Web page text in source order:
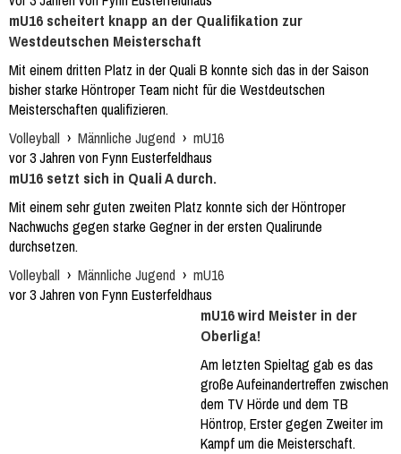
mU16 scheitert knapp an der Qualifikation zur
Westdeutschen Meisterschaft
Mit einem dritten Platz in der Quali B konnte sich das in der Saison
bisher starke Höntroper Team nicht für die Westdeutschen
Meisterschaften qualifizieren.
Volleyball › Männliche Jugend › mU16
vor 3 Jahren von Fynn Eusterfeldhaus
mU16 setzt sich in Quali A durch.
Mit einem sehr guten zweiten Platz konnte sich der Höntroper
Nachwuchs gegen starke Gegner in der ersten Qualirunde
durchsetzen.
Volleyball › Männliche Jugend › mU16
vor 3 Jahren von Fynn Eusterfeldhaus
mU16 wird Meister in der
Oberliga!
Am letzten Spieltag gab es das
große Aufeinandertreffen zwischen
dem TV Hörde und dem TB
Höntrop, Erster gegen Zweiter im
Kampf um die Meisterschaft.